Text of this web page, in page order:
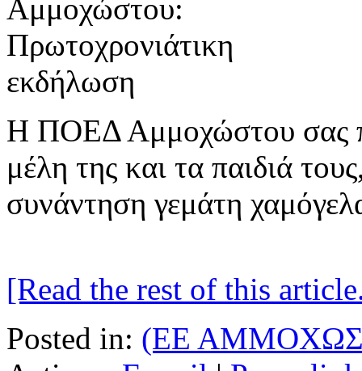
Η ΠΟΕΔ Αμμοχώστου σας
μέλη της και τα παιδιά
συνάντηση γεμάτη
[Read the rest of this
Posted in: (ΕΕ